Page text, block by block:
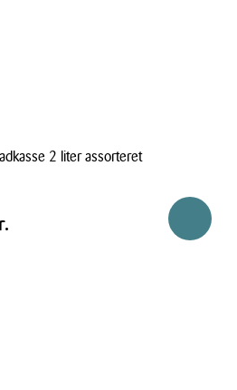
2 liter assorteret